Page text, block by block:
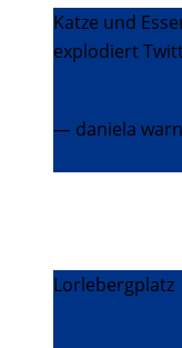
Katze und
explodiert
— daniela
Lorlebergplatz